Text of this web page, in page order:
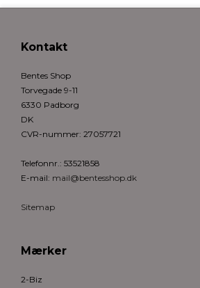
Kontakt
Bentes Shop
Torvegade 9-11
6330 Padborg
DK
CVR-nummer: 27057721
Telefonnr.: 53521858
E-mail: mail@bentesshop.dk
Sitemap
Mærker
2-Biz